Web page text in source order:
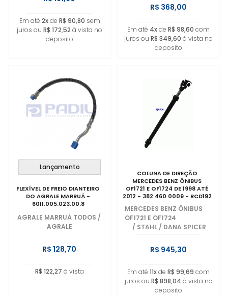
Em até 2xde R$ 90,80 sem
juros ou R$ 172,52 à vista no
deposito
R$ 368,00
Em até 4xde R$ 98,60 com
juros ou R$ 349,60 à vista no
deposito
Lançamento
FLEXÍVEL DE FREIO DIANTEIRO
DO AGRALE MARRUÁ -
6011.005.023.00.8
AGRALE MARRUÁ TODOS /
AGRALE
R$ 128,70
R$ 122,27 à vista
COLUNA DE DIREÇÃO
MERCEDES BENZ ÔNIBUS
OF1721 E OF1724 DE 1998 ATÉ
2012 - 382 460 0009 - RCD192
MERCEDES BENZ ÔNIBUS
OF1721 E OF1724
/ STAHL / DANA SPICER
R$ 945,30
Em até 11xde R$ 99,69 com
juros ou R$ 898,04 à vista no
deposito